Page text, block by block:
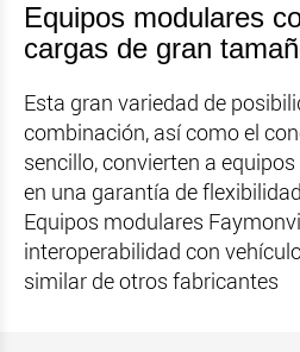
Equipos modulares
cargas de gran
Esta gran variedad de
combinación, así como el
sencillo, convierten a
en una garantía de
Equipos modulares
interoperabilidad con
similar de otros fabricantes